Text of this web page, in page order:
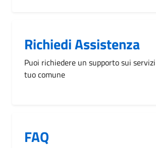
Richiedi Assistenza
Puoi richiedere un supporto sui
tuo comune
FAQ